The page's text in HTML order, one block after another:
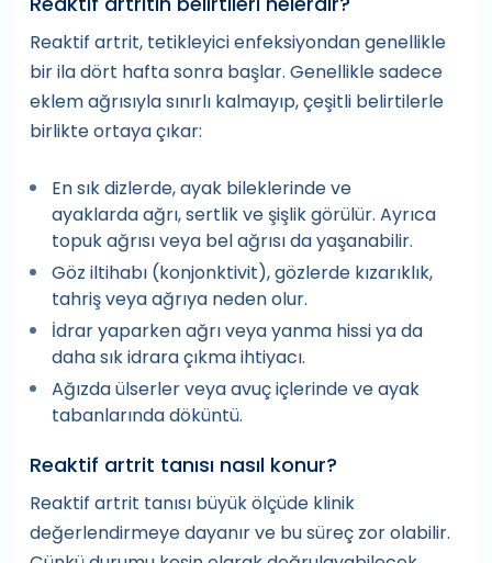
Reaktif artrit, tetikleyici enfeksiyondan genellikle
bir ila dört hafta sonra başlar. Genellikle sadece
eklem ağrısıyla sınırlı kalmayıp, çeşitli belirtilerle
birlikte ortaya çıkar:
En sık dizlerde, ayak bileklerinde ve
ayaklarda ağrı, sertlik ve şişlik görülür. Ayrıca
topuk ağrısı veya bel ağrısı da yaşanabilir.
Göz iltihabı (konjonktivit), gözlerde kızarıklık,
tahriş veya ağrıya neden olur.
İdrar yaparken ağrı veya yanma hissi ya da
daha sık idrara çıkma ihtiyacı.
Ağızda ülserler veya avuç içlerinde ve ayak
tabanlarında döküntü.
Reaktif artrit tanısı nasıl konur?
Reaktif artrit tanısı büyük ölçüde klinik
değerlendirmeye dayanır ve bu süreç zor olabilir.